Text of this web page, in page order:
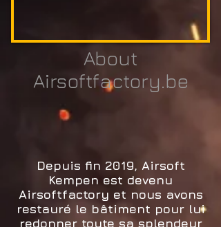
About
Airsoftfactory.be
Depuis fin 2019, Airsoft
Kempen est devenu
Airsoftfactory et nous avons
restauré le bâtiment pour lui
redonner toute sa splendeur